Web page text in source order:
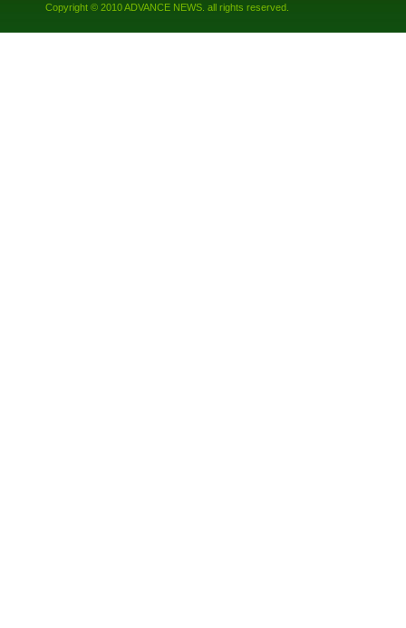
Copyright © 2010 ADVANCE NEWS. all rights reserved.